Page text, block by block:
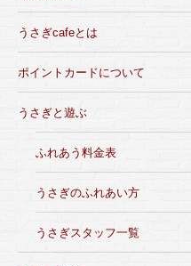
うさぎcafeとは
ポイントカードについて
うさぎと遊ぶ
ふれあう料金表
うさぎのふれあい方
うさぎスタッフ一覧